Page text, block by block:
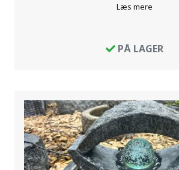
Læs mere
PÅ LAGER